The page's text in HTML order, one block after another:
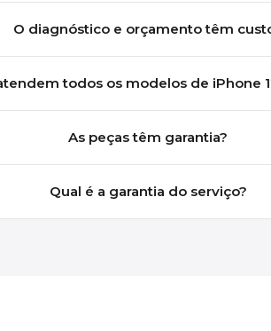
O diagnóstico e orçamento têm
todos os modelos de iPhone
As peças têm garantia?
Qual é a garantia do serviço?